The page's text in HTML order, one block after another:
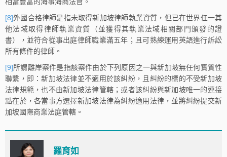
相當豐富的海事海商法官。
[8]外國合格律師是指未取得新加坡律師執業資質，但已在世界任一其
他法域取得律師執業資質（並獲得其執業法域相關部門頒發的證
書），並符合從事出庭律師職業滿五年；且可熟練運用英語進行訴訟
所有條件的律師。
[9]所謂離岸案件是指該案件由於下列原因之一與新加坡無任何實質性
聯繫，即：新加坡法律並不適用於該糾紛，且糾紛的標的不受新加坡
法律規範，也不由新加坡法律管轄；或者該糾紛與新加坡唯一的連接
點在於，各當事方選擇新加坡法律為糾紛適用法律，並將糾紛提交新
加坡國際商業法庭管轄。
羅育如